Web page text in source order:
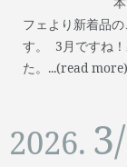
フェより新着品
す。 3月ですね
た。...(read more)
2026.